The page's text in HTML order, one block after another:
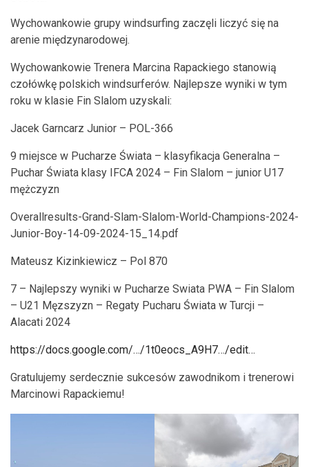
Wychowankowie grupy windsurfing zaczęli liczyć się na
arenie międzynarodowej.
Wychowankowie Trenera Marcina Rapackiego stanowią
czołówkę polskich windsurferów. Najlepsze wyniki w tym
roku w klasie Fin Slalom uzyskali:
Jacek Garncarz Junior – POL-366
9 miejsce w Pucharze Świata – klasyfikacja Generalna –
Puchar Świata klasy IFCA 2024 – Fin Slalom – junior U17
mężczyzn
Overallresults-Grand-Slam-Slalom-World-Champions-2024-
Junior-Boy-14-09-2024-15_14.pdf
Mateusz Kizinkiewicz – Pol 870
7 – Najlepszy wyniki w Pucharze Swiata PWA – Fin Slalom
– U21 Męzszyzn – Regaty Pucharu Świata w Turcji –
Alacati 2024
https://docs.google.com/…/1t0eocs_A9H7…/edit…
Gratulujemy serdecznie sukcesów zawodnikom i trenerowi
Marcinowi Rapackiemu!